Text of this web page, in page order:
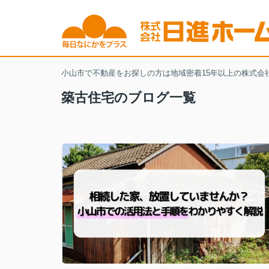
小山市で不動産をお探しの方は地域密着15年以上の株式会
築古住宅のブログ一覧